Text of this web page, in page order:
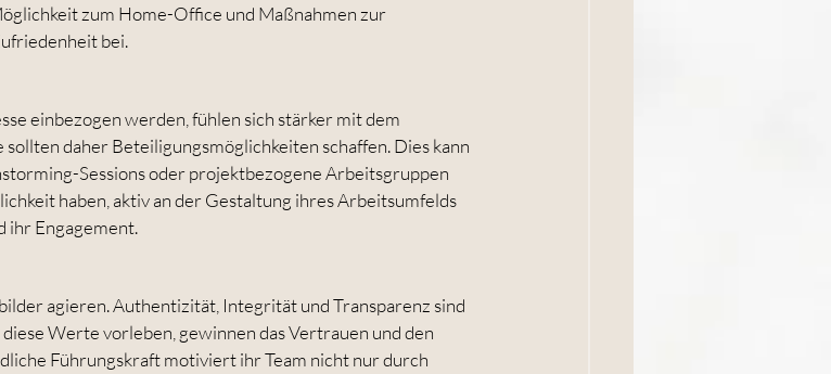
zum Home-Office und Maßnahmen zur
bei.
einbezogen werden, fühlen sich stärker mit dem
daher Beteiligungsmöglichkeiten schaffen. Dies kann
Sessions oder projektbezogene Arbeitsgruppen
haben, aktiv an der Gestaltung ihres Arbeitsumfelds
ihr Engagement.
agieren. Authentizität, Integrität und Transparenz sind
Werte vorleben, gewinnen das Vertrauen und den
Führungskraft motiviert ihr Team nicht nur durch